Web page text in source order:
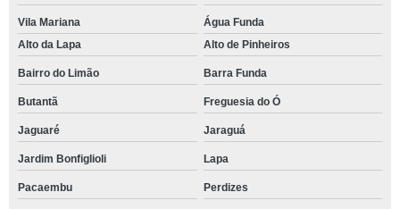
Vila Mariana
Água Funda
Alto da Lapa
Alto de Pinheiros
Bairro do Limão Barra Funda
Butantã Freguesia do Ó
Jaguaré Jaraguá
Jardim Bonfiglioli Lapa
Pacaembu Perdizes